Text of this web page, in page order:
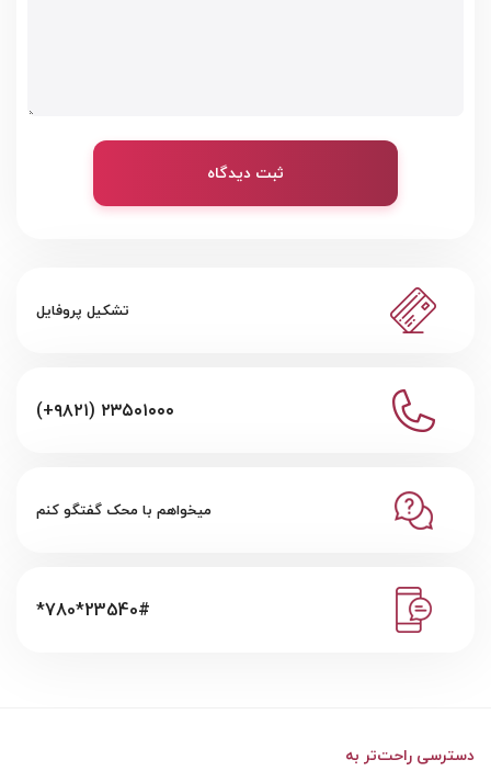
ثبت دیدگاه
تشکیل پروفایل
(+۹۸۲۱) ۲۳۵۰۱۰۰۰
میخواهم با محک گفتگو کنم
*780*23540#
دسترسی راحت‌تر به